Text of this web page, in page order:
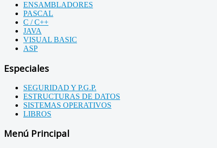
ENSAMBLADORES
PASCAL
C / C++
JAVA
VISUAL BASIC
ASP
Especiales
SEGURIDAD Y P.G.P.
ESTRUCTURAS DE DATOS
SISTEMAS OPERATIVOS
LIBROS
Menú Principal